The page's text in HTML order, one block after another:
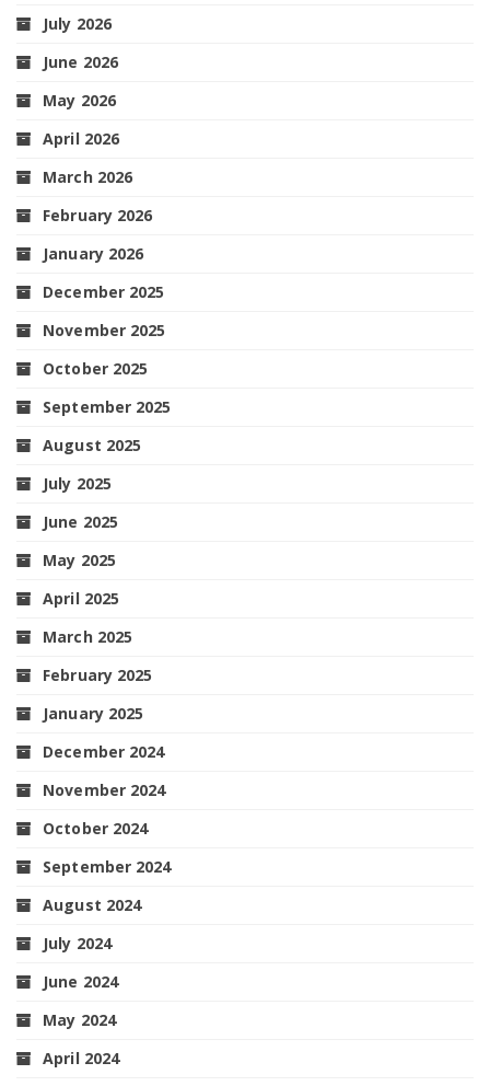
July 2026
June 2026
May 2026
April 2026
March 2026
February 2026
January 2026
December 2025
November 2025
October 2025
September 2025
August 2025
July 2025
June 2025
May 2025
April 2025
March 2025
February 2025
January 2025
December 2024
November 2024
October 2024
September 2024
August 2024
July 2024
June 2024
May 2024
April 2024